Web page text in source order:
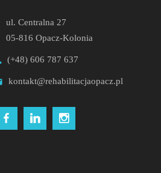
ul. Centralna 27
05-816 Opacz-Kolonia
(+48) 606 787 637
kontakt@rehabilitacjaopacz.pl